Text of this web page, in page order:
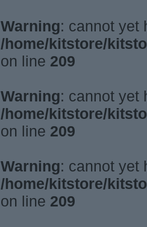
Warning: cannot yet
/home/kitstore/
on line 209
Warning: cannot yet
/home/kitstore/
on line 209
Warning: cannot yet
/home/kitstore/
on line 209